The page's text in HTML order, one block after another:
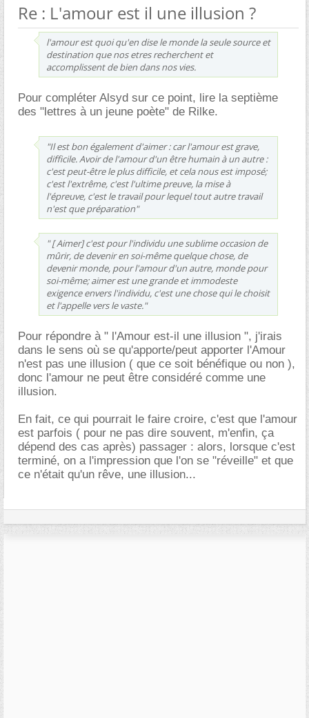
Re : L'amour est il une illusion ?
l'amour est quoi qu'en dise le monde la seule source et
destination que nos etres recherchent et
accomplissent de bien dans nos vies.
Pour compléter Alsyd sur ce point, lire la septième
des "lettres à un jeune poète" de Rilke.
"Il est bon également d'aimer : car l'amour est grave,
difficile. Avoir de l'amour d'un être humain à un autre :
c'est peut-être le plus difficile, et cela nous est imposé;
c'est l'extrême, c'est l'ultime preuve, la mise à
l'épreuve, c'est le travail pour lequel tout autre travail
n'est que préparation"
" [ Aimer] c'est pour l'individu une sublime occasion de
mûrir, de devenir en soi-même quelque chose, de
devenir monde, pour l'amour d'un autre, monde pour
soi-même; aimer est une grande et immodeste
exigence envers l'individu, c'est une chose qui le choisit
et l'appelle vers le vaste."
Pour répondre à " l'Amour est-il une illusion ", j'irais
dans le sens où se qu'apporte/peut apporter l'Amour
n'est pas une illusion ( que ce soit bénéfique ou non ),
donc l'amour ne peut être considéré comme une
illusion.
En fait, ce qui pourrait le faire croire, c'est que l'amour
est parfois ( pour ne pas dire souvent, m'enfin, ça
dépend des cas après) passager : alors, lorsque c'est
terminé, on a l'impression que l'on se "réveille" et que
ce n'était qu'un rêve, une illusion...